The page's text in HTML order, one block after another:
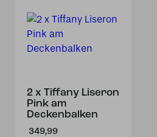
2 x Tiffany Liseron
Pink am
Deckenbalken
349,99